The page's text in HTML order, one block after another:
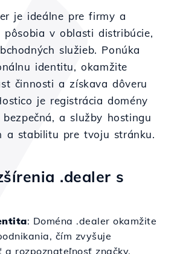
je ideálne pre firmy a
v oblasti distribúcie,
služieb. Ponúka
identitu, okamžite
činnosti a získava dôveru
je registrácia domény
a služby hostingu
a stabilitu pre tvoju stránku.
.dealer s
: Doména .dealer okamžite
čím zvyšuje
a rozpoznateľnosť značky.